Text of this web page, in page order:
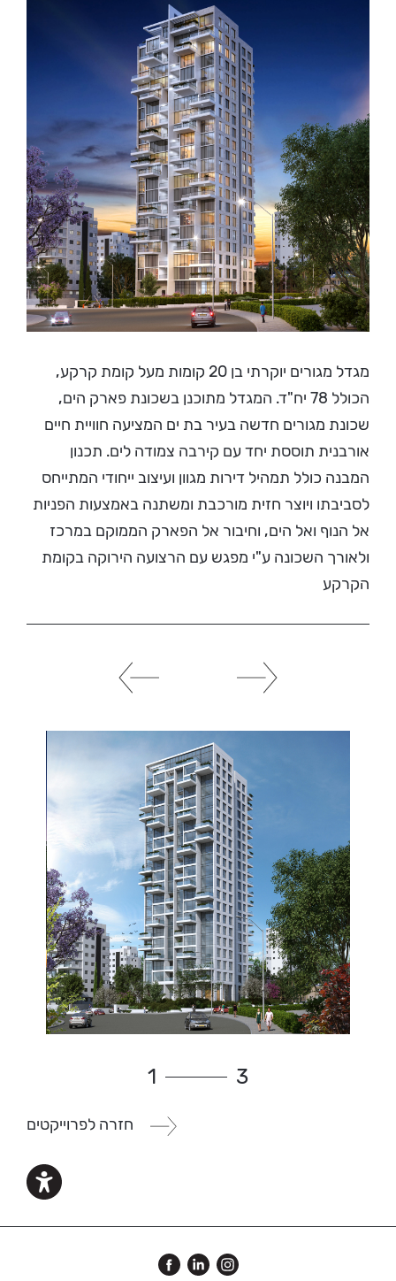
מגדל מגורים יוקרתי בן 20 קומות מעל קומת קרקע,
הכולל 78 יח"ד. המגדל מתוכנן בשכונת פארק הים,
שכונת מגורים חדשה בעיר בת ים המציעה חוויית חיים
אורבנית תוססת יחד עם קירבה צמודה לים. תכנון
המבנה כולל תמהיל דירות מגוון ועיצוב ייחודי המתייחס
לסביבתו ויוצר חזית מורכבת ומשתנה באמצעות הפניות
אל הנוף ואל הים, וחיבור אל הפארק הממוקם במרכז
ולאורך השכונה ע"י מפגש עם הרצועה הירוקה בקומת
הקרקע
1 3